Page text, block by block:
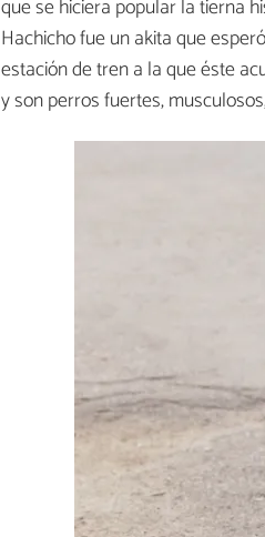
que se hiciera popular la tierna
Hachicho fue un akita que
estación de tren a la que éste
y son perros fuertes,